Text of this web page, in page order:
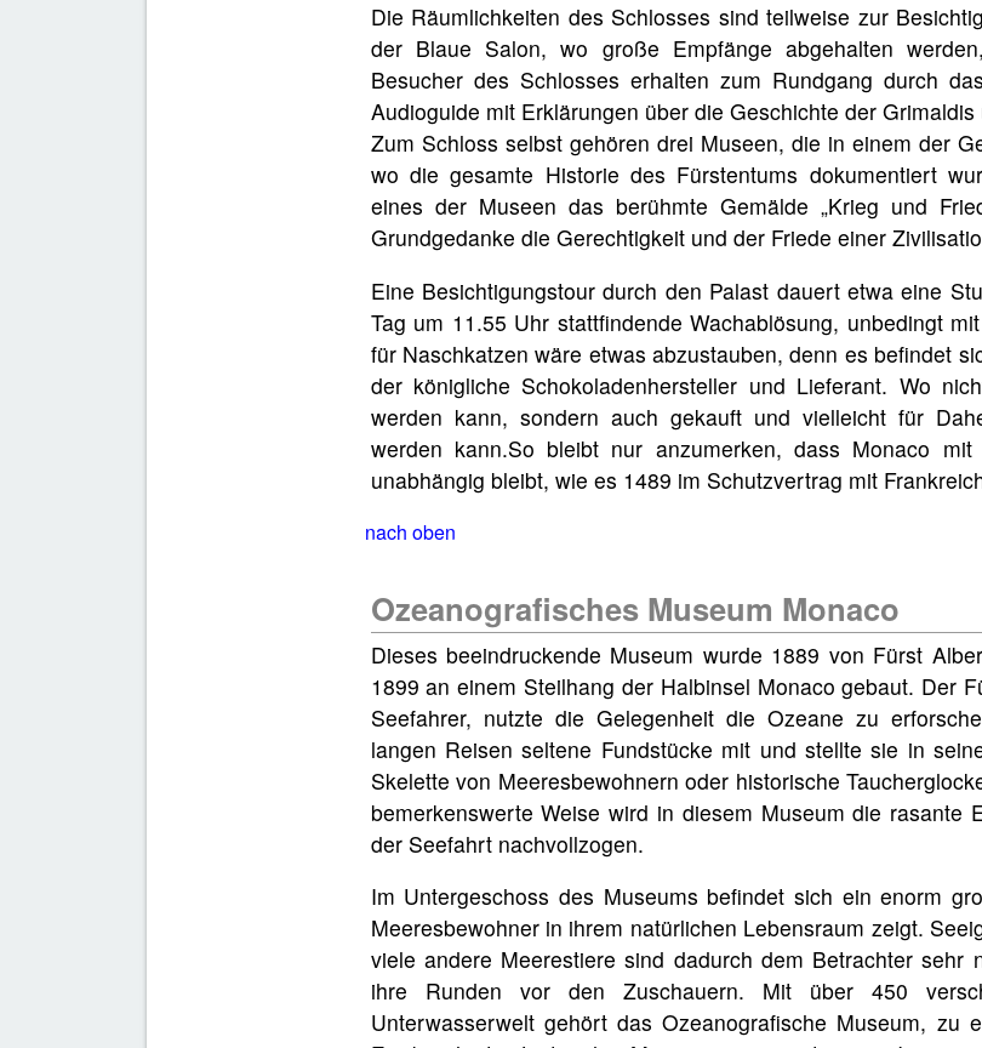
Die Räumlichkeiten des Schlosses sind teilweise zur
der Blaue Salon, wo große Empfänge abgehalten
Besucher des Schlosses erhalten zum Rundgang durch
Audioguide mit Erklärungen über die Geschichte der
Zum Schloss selbst gehören drei Museen, die in einem der
wo die gesamte Historie des Fürstentums dokumentiert
eines der Museen das berühmte Gemälde „Krieg und
Grundgedanke die Gerechtigkeit und der Friede einer
Eine Besichtigungstour durch den Palast dauert etwa eine
Tag um 11.55 Uhr stattfindende Wachablösung, unbedingt
für Naschkatzen wäre etwas abzustauben, denn es befindet
der königliche Schokoladenhersteller und Lieferant. Wo
werden kann, sondern auch gekauft und vielleicht für
werden kann.So bleibt nur anzumerken, dass Monaco mit
unabhängig bleibt, wie es 1489 im Schutzvertrag mit
nach oben
Ozeanografisches Museum Monaco
Dieses beeindruckende Museum wurde 1889 von Fürst
1899 an einem Steilhang der Halbinsel Monaco gebaut. Der
Seefahrer, nutzte die Gelegenheit die Ozeane zu
langen Reisen seltene Fundstücke mit und stellte sie in
Skelette von Meeresbewohnern oder historische
bemerkenswerte Weise wird in diesem Museum die rasante
der Seefahrt nachvollzogen.
Im Untergeschoss des Museums befindet sich ein enorm
Meeresbewohner in ihrem natürlichen Lebensraum zeigt.
viele andere Meerestiere sind dadurch dem Betrachter sehr
ihre Runden vor den Zuschauern. Mit über 450
Unterwasserwelt gehört das Ozeanografische Museum, zu